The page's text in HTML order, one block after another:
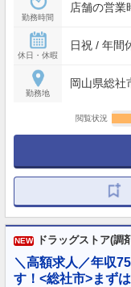
勤務時間
店舗の営業
休日・休暇
日祝 / 年間
勤務地
岡山県総社
閲覧状況
NEW ドラッグストア(調
＼高額求人／年収
す！<総社市>まず